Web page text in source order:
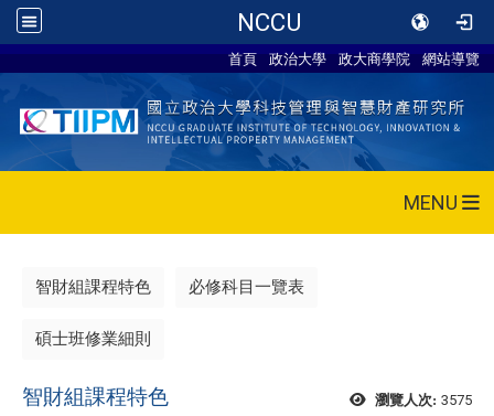
NCCU
首頁 政治大學 政大商學院 網站導覽
MENU
智財組課程特色 必修科目一覽表
碩士班修業細則
瀏覽人次: 3575
智財組課程特色